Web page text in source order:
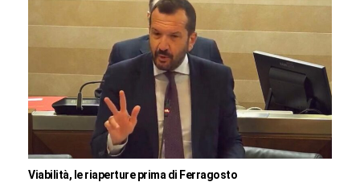
Viabilità, le riaperture prima di Ferragosto